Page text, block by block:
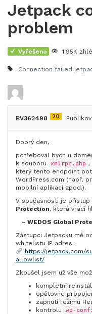
Jetpack
problem
Vyřešeno 1.95K
Connection failed
BV362498 20
Dobrý den,
potřeboval bych u
k souboru
xmlrpc.php ,
který tento endpoint
WordPress.com (např.
mobilní aplikací apod.).
V současnosti je přístup
Protection, která vrací
– WEDOS Global
Zástupci Jetpacku mě
whitelistu IP adres:
https://jetpack.com/
allowlist/
Zkoušel jsem už vše
kompletní
opětovné
zapnutí režimu
kontrolu
wp-